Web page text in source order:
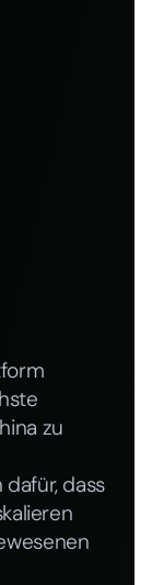
zu
dass